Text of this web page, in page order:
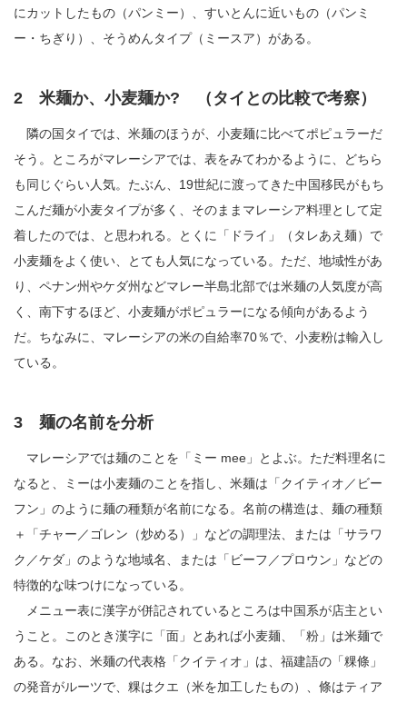
にカットしたもの（パンミー）、すいとんに近いもの（パンミ
ー・ちぎり）、そうめんタイプ（ミースア）がある。
2 米麺か、小麦麺か? （タイとの比較で考察）
隣の国タイでは、米麺のほうが、小麦麺に比べてポピュラーだ
そう。ところがマレーシアでは、表をみてわかるように、どちら
も同じぐらい人気。たぶん、19世紀に渡ってきた中国移民がもち
こんだ麺が小麦タイプが多く、そのままマレーシア料理として定
着したのでは、と思われる。とくに「ドライ」（タレあえ麺）で
小麦麺をよく使い、とても人気になっている。ただ、地域性があ
り、ペナン州やケダ州などマレー半島北部では米麺の人気度が高
く、南下するほど、小麦麺がポピュラーになる傾向があるよう
だ。ちなみに、マレーシアの米の自給率70％で、小麦粉は輸入し
ている。
3 麺の名前を分析
マレーシアでは麺のことを「ミー mee」とよぶ。ただ料理名に
なると、ミーは小麦麺のことを指し、米麺は「クイティオ／ビー
フン」のように麺の種類が名前になる。名前の構造は、麺の種類
＋「チャー／ゴレン（炒める）」などの調理法、または「サラワ
ク／ケダ」のような地域名、または「ビーフ／プロウン」などの
特徴的な味つけになっている。
メニュー表に漢字が併記されているところは中国系が店主とい
うこと。このとき漢字に「面」とあれば小麦麺、「粉」は米麺で
ある。なお、米麺の代表格「クイティオ」は、福建語の「粿條」
の発音がルーツで、粿はクエ（米を加工したもの）、條はティア